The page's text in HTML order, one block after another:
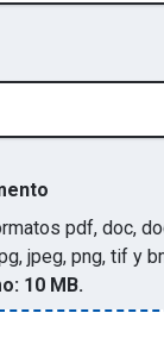
pdf, doc,
jpeg, png, tif y
10 MB.